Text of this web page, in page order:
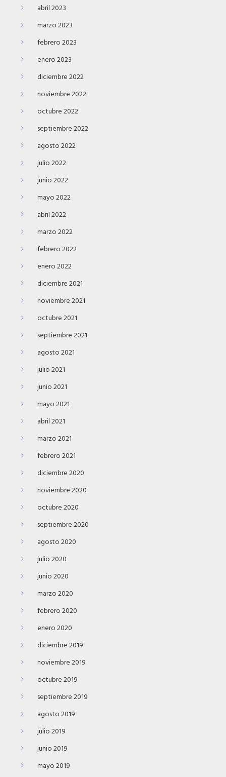
abril 2023
marzo 2023
febrero 2023
enero 2023
diciembre 2022
noviembre 2022
octubre 2022
septiembre 2022
agosto 2022
julio 2022
junio 2022
mayo 2022
abril 2022
marzo 2022
febrero 2022
enero 2022
diciembre 2021
noviembre 2021
octubre 2021
septiembre 2021
agosto 2021
julio 2021
junio 2021
mayo 2021
abril 2021
marzo 2021
febrero 2021
diciembre 2020
noviembre 2020
octubre 2020
septiembre 2020
agosto 2020
julio 2020
junio 2020
marzo 2020
febrero 2020
enero 2020
diciembre 2019
noviembre 2019
octubre 2019
septiembre 2019
agosto 2019
julio 2019
junio 2019
mayo 2019